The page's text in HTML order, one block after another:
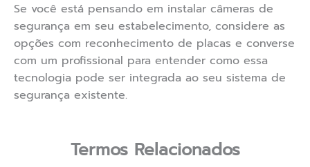
Se você está pensando em instalar câmeras de
segurança em seu estabelecimento, considere as
opções com reconhecimento de placas e converse
com um profissional para entender como essa
tecnologia pode ser integrada ao seu sistema de
segurança existente.
Termos Relacionados